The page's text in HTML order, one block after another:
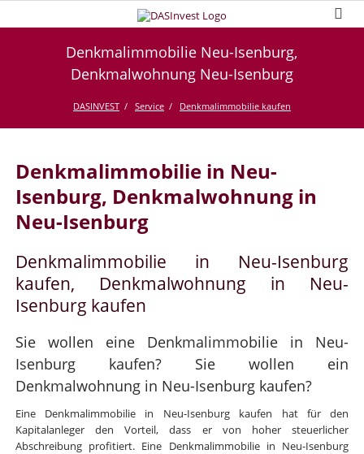
Denkmalimmobilie Neu-Isenburg,
Denkmalwohnung Neu-Isenburg
DASINVEST Service Denkmalimmobilie kaufen
Denkmalimmobilie in Neu-
Isenburg, Denkmalwohnung in
Neu-Isenburg
Denkmalimmobilie in Neu-Isenburg
kaufen, Denkmalwohnung in Neu-
Isenburg kaufen
Sie wollen eine Denkmalimmobilie in Neu-
Isenburg kaufen? Sie wollen ein
Denkmalwohnung in Neu-Isenburg kaufen?
Eine Denkmalimmobilie in Neu-Isenburg kaufen hat für den
Kapitalanleger den Vorteil, dass er von hoher steuerlicher
Abschreibung profitiert. Eine Denkmalimmobilie in Neu-Isenburg